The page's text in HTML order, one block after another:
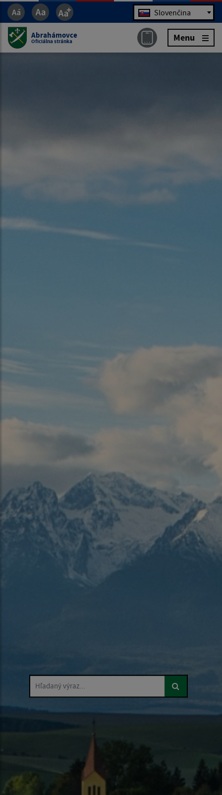
Jazyk Slovenčina
Abrahámovce
Oficiálna stránka Menu
Hľadaný výraz...